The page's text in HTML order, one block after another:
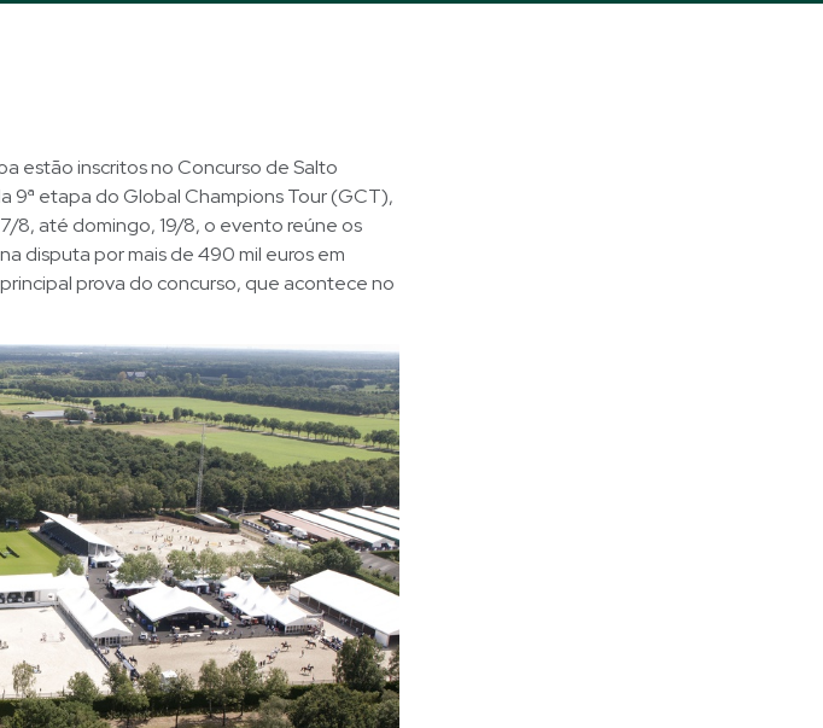
estão inscritos no Concurso de Salto
9ª etapa do Global Champions Tour (GCT),
8, até domingo, 19/8, o evento reúne os
disputa por mais de 490 mil euros em
prova do concurso, que acontece no